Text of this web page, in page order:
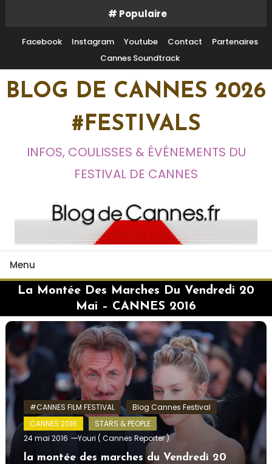
Content
# Populaire
Facebook Instagram Youtube Contact
Partenaires
Cannes Soundtrack
BLOG DE CANNES 2026
#FESTIVALS
INFOS, COULISSES & ÉVÉNEMENTS DU
FESTIVAL DE CANNES
Menu
La Montée Des Marches Du Vendredi 20
Mai – CANNES 2016
#CANNES FILM FESTIVAL
Blog Cannes Festival
CANNES 2016
STARS & PEOPLE
24 mai 2016
Youri ( Cannes Reporter )
la montée des marches du Vendredi 20